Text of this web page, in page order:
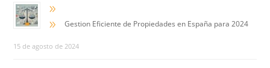
9
9
Gestion Eficiente de Propiedades en España para 2024
15 de agosto de 2024